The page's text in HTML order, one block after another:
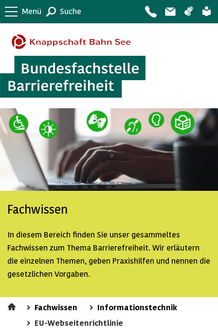
Menü Suche
Fachwissen
In diesem Bereich finden Sie unser gesammeltes
Fachwissen zum Thema Barrierefreiheit. Wir erläutern
die einzelnen Themen, geben Praxishilfen und nennen die
gesetzlichen Vorgaben.
Fachwissen
Informationstechnik
EU-Webseitenrichtlinie